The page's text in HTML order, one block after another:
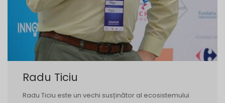
Radu Ticiu
Radu Ticiu este un vechi susținător al ecosistemului